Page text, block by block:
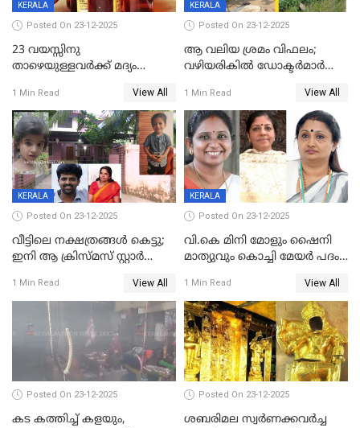
KERALA
Posted On 23-12-2025
23 വയസ്സിനു
താഴെയുള്ളവർക്ക് മദ്യം
നടപടി;സ്ഥാപനങ്ങൾക്കെതിരെ
രണ്ട് കേസുകൾ
1 Min Read View All
KERALA
Posted On 23-12-2025
ആ വലിയ ശ്രമം വിഫലം;
വഴിയരികില്‍ ‌ഡോക്ടര്‍മാര്‍
മരണത്തിന് കീഴടങ്ങി
1 Min Read View All
KERALA
Posted On 23-12-2025
വീട്ടിലെ നക്ഷത്രങ്ങൾ കെട്ടു;
ഇനി ആ ക്രിസ്മസ് സ്റ്റാർ
വേണ്ടിയുള്ള
പിടിവലിക്കിടയിൽ
അപ്പൂപ്പനെതിരെ പോക്സോ
കേസ് ഒടുവിൽ 4 ജീവനുകൾ
പൊലിഞ്ഞു
1 Min Read View All
KERALA
Posted On 23-12-2025
വി.കെ മിനി മോളും ഷൈനി
മാത്യുവും കൊച്ചി മേയർ പദം
മേയറാകില്ല
1 Min Read View All
Posted On 23-12-2025
കട കത്തിച്ച് കളയും,
Posted On 23-12-2025
ശബരിമല സ്വര്‍ണക്കവര്‍ച്ച